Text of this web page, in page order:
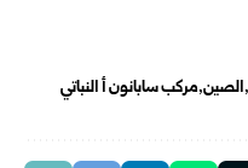
الصين مركب سابانون أ النباتي